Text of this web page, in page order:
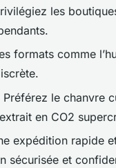
les
formats comme
Préférez le chanvre
en CO2
expédition rapide
sécurisée et